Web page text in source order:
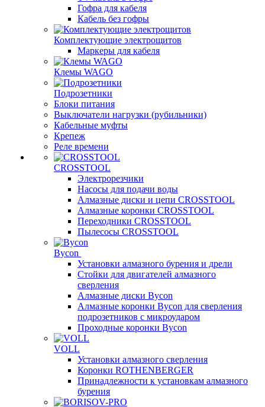
Гофра для кабеля
Кабель без гофры
Комплектующие электрощитов
Маркеры для кабеля
Клемы WAGO
Подрозетники
Блоки питания
Выключатели нагрузки (рубильники)
Кабельные муфты
Крепеж
Реле времени
CROSSTOOL
Электрорезчики
Насосы для подачи воды
Алмазные диски и цепи CROSSTOOL
Алмазные коронки CROSSTOOL
Переходники CROSSTOOL
Пылесосы CROSSTOOL
Bycon
Установки алмазного бурения и дрели
Стойки для двигателей алмазного
сверления
Алмазные диски Bycon
Алмазные коронки Bycon для сверления
подрозетников с микроударом
Проходные коронки Bycon
VOLL
Установки алмазного сверления
Коронки ROTHENBERGER
Принадлежности к установкам алмазного
бурения